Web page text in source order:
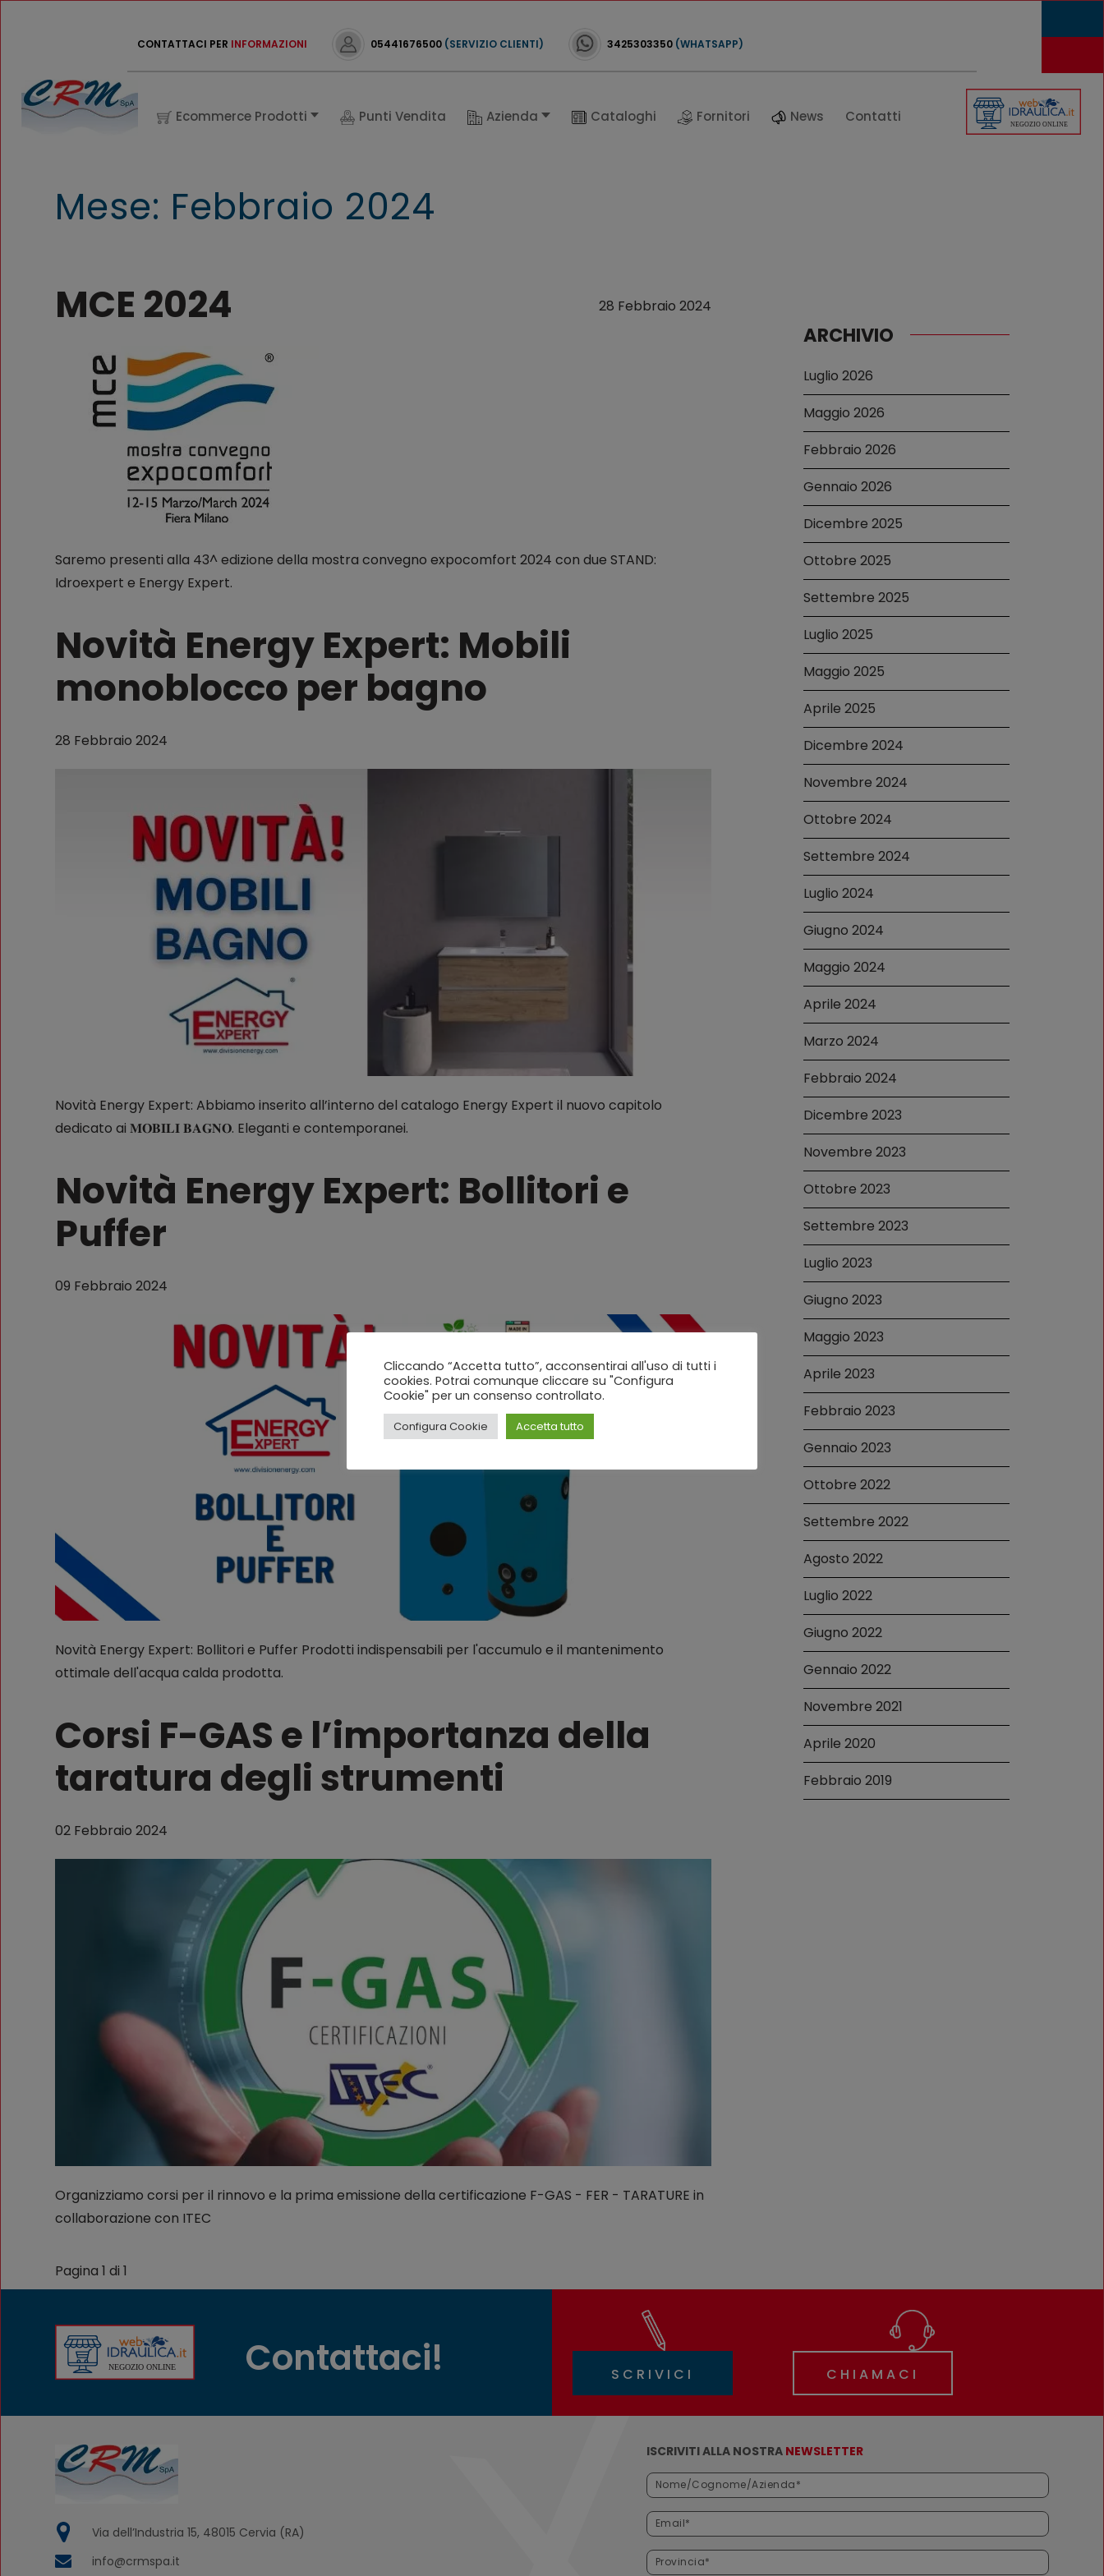
CONTATTACI PER INFORMAZIONI 05441676500 (SERVIZIO CLIENTI) 3425303350 (WHATSAPP)
Ecommerce Prodotti Punti Vendita Azienda Cataloghi Fornitori News Contatti
Mese: Febbraio 2024
MCE 2024
28 Febbraio 2024
Saremo presenti alla 43^ edizione della mostra convegno expocomfort 2024 con due STAND:
Idroexpert e Energy Expert.
Novità Energy Expert: Mobili
monoblocco per bagno
28 Febbraio 2024
Novità Energy Expert: Abbiamo inserito all’interno del catalogo Energy Expert il nuovo capitolo
dedicato ai 𝐌𝐎𝐁𝐈𝐋𝐈 𝐁𝐀𝐆𝐍𝐎. Eleganti e contemporanei.
Novità Energy Expert: Bollitori e
Puffer
09 Febbraio 2024
Novità Energy Expert: Bollitori e Puffer Prodotti indispensabili per l'accumulo e il mantenimento
ottimale dell'acqua calda prodotta.
Corsi F-GAS e l’importanza della
taratura degli strumenti
02 Febbraio 2024
Organizziamo corsi per il rinnovo e la prima emissione della certificazione F-GAS - FER - TARATURE in
collaborazione con ITEC
ARCHIVIO
Luglio 2026
Maggio 2026
Febbraio 2026
Gennaio 2026
Dicembre 2025
Ottobre 2025
Settembre 2025
Luglio 2025
Maggio 2025
Aprile 2025
Dicembre 2024
Novembre 2024
Ottobre 2024
Settembre 2024
Luglio 2024
Giugno 2024
Maggio 2024
Aprile 2024
Marzo 2024
Febbraio 2024
Dicembre 2023
Novembre 2023
Ottobre 2023
Settembre 2023
Luglio 2023
Giugno 2023
Maggio 2023
Aprile 2023
Febbraio 2023
Gennaio 2023
Ottobre 2022
Settembre 2022
Agosto 2022
Luglio 2022
Giugno 2022
Gennaio 2022
Novembre 2021
Aprile 2020
Febbraio 2019
Pagina 1 di 1
Contattaci! SCRIVICI CHIAMACI
Via dell’Industria 15, 48015 Cervia (RA)
info@crmspa.it
ISCRIVITI ALLA NOSTRA NEWSLETTER
Cliccando “Accetta tutto”, acconsentirai all'uso di tutti i
cookies. Potrai comunque cliccare su "Configura
Cookie" per un consenso controllato.
Configura Cookie Accetta tutto